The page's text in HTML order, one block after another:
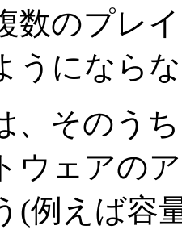
数のプレ
うになら
、そのう
ウェアの
(例えば容